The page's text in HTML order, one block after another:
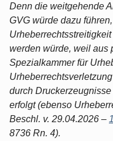
Denn die weitgehende
GVG würde dazu
werden würde, weil aus
Spezialkammer für
durch
erfolgt (ebenso
Beschl. v. 29.04.2026 –
8736 Rn. 4).